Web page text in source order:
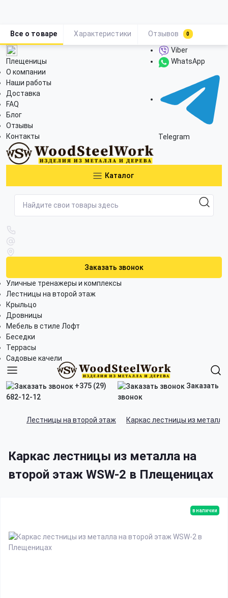
Плещеницы
О компании
Наши работы
Доставка
FAQ
Блог
Отзывы
Контакты
Viber
WhatsApp
Telegram
Каталог
Заказать звонок
Уличные тренажеры и комплексы
Лестницы на второй этаж
Крыльцо
Дровницы
Мебель в стиле Лофт
Беседки
Террасы
Садовые качели
+375 (29)
682-12-12
Заказать
звонок
Лестницы на второй этаж Каркас лестницы из металла
Каркас лестницы из металла на
второй этаж WSW-2 в Плещеницах
Все о товаре Характеристики Отзывов 0
в наличии